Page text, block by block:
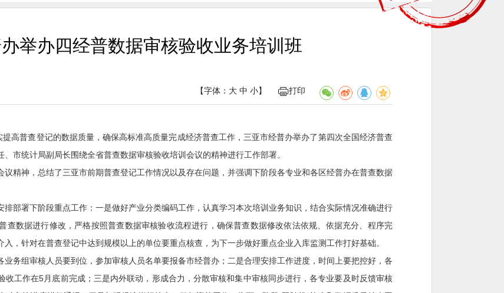
举办四经普数据审核验收业务培训班
【字体： 大 中 小】 打印
高普查登记的数据质量，确保高标准高质量完成经济普查工作，三亚市经普办举办了第四次全国经济普查
市统计局副局长围绕全省普查数据审核验收培训会议的精神进行工作部署。
神，总结了三亚市前期普查登记工作情况以及存在问题，并强调下阶段各专业和各区经普办在普查数据
署下阶段重点工作：一是做好产业分类编码工作，认真学习本次培训业务知识，结合实际情况准确进行
查数据进行修改，严格按照普查数据审核验收流程进行，确保普查数据修改依法依规、依据充分、程序完
，针对在普查登记中达到规模以上的单位要重点核查，为下一步做好重点企业入库监测工作打好基础。
组审核人员要到位，参加审核人员名单要报备市经普办；二是合理安排工作进度，时间上要把控好，各
收工作在5月底前完成；三是内外联动，形成合力，分散审核和集中审核同步进行，各专业要及时反馈审核